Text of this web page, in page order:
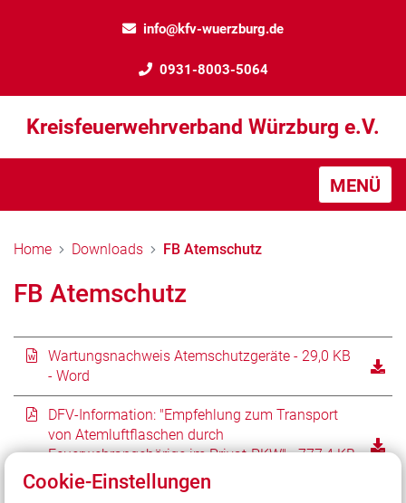
info@kfv-wuerzburg.de
0931-8003-5064
Kreisfeuerwehrverband Würzburg e.V.
MENÜ
Home Downloads FB Atemschutz
FB Atemschutz
Wartungsnachweis Atemschutzgeräte - 29,0 KB
- Word
DFV-Information: "Empfehlung zum Transport
von Atemluftflaschen durch
Feuerwehrangehörige im Privat-PKW" - 777,4 KB
- PDF
Cookie-Einstellungen